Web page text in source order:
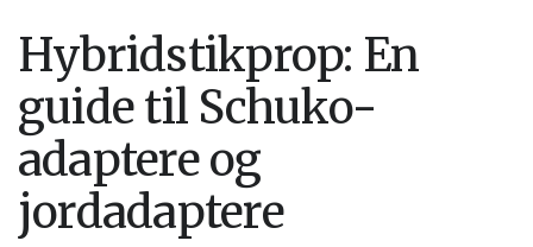
Hybridstikprop: En
guide til Schuko-
adaptere og
jordadaptere